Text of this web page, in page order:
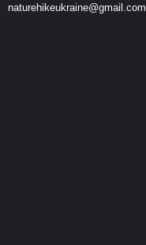
naturehikeukraine@gmail.com